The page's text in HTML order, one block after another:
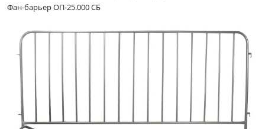
Фан-барьер ОП-25.000 СБ